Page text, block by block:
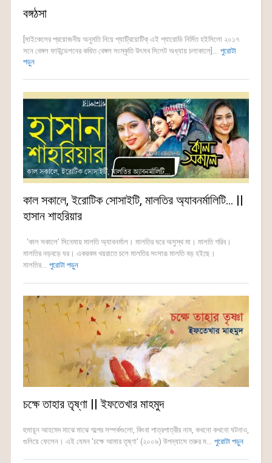
বঙ্গঠসা
[মাইকেলের প্রয়োজনীয় অনুমতি নিয়ে প্যাট্রিয়োটিক্ এই প্যারোডি নির্মিত হইসিলো ২০১৭
সনে বেঙ্গল ফাউন্ডেশনের কথিত বেঙ্গল সংস্কৃতি উৎসব সিলেট অধ্যায় চলাকালে]... পুরোটা
পড়ুন
কাল সকালে, ইরোটিক সোসাইটি, মালতির অ্যাবনর্মালিটি… ||
হাসান শাহরিয়ার
‘কাল সকালে’ সিনেমায় মালতি অ্যাবনর্মাল। মালতির ঘরে অসুস্থ মা। মালতি গরিব।
মালতির নড়বড়ে ঘর। একরকম খয়রাতে চলে মালতির সংসার৷ মালতি বড় হইছে।
মালতির... পুরোটা পড়ুন
চক্ষে তাহার তৃষ্ণা || ইফতেখার মাহমুদ
হুমায়ূন আহমেদ মাঝে মাঝে গল্পের সম্পর্কগুলো, কিংবা পাত্রপাত্রীর নাম, কখনো কখনো ঘটনাও,
গুলিয়ে ফেলেন। এই যেমন 'চক্ষে আমার তৃষ্ণা' (২০০৯) উপন্যাসে তরুর ম... পুরোটা পড়ুন